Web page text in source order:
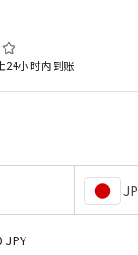
24小时内到账
JPY